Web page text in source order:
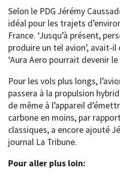
Selon le PDG Jérémy
idéal pour les trajets
France. ‘Jusqu’à présent,
produire un tel avion’, avait-
‘Aura Aero pourrait devenir le
Pour les vols plus longs,
passera à la propulsion
de même à l’appareil
carbone en moins, par
classiques, a encore ajouté
journal La Tribune.
Pour aller plus loin: